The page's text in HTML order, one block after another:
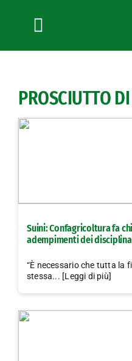
Toggle
Navigation
News
Bandi
Lavora con noi
PROSCIUTTO
Suini: Confagricoltura fa
adempimenti dei
“È necessario che tutta la
stessa... [Leggi di più]